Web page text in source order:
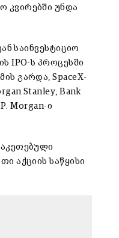
კვირებში უნდა
საინვესტიციო
IPO-ს პროცესში
გარდა, SpaceX-
Stanley, Bank
Morgan-ი
აქციის საწყისი